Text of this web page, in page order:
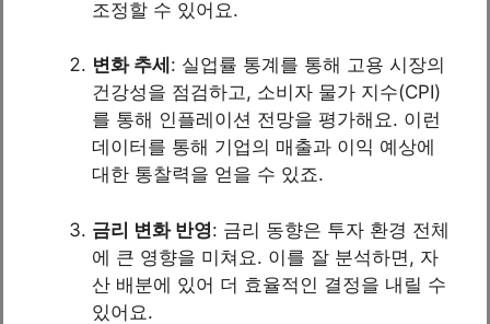
조정할 수 있어요.
변화 추세 : 실업률 통계를 통해 고용 시장의
건강성을 점검하고, 소비자 물가 지수(CPI)
를 통해 인플레이션 전망을 평가해요. 이런
데이터를 통해 기업의 매출과 이익 예상에
대한 통찰력을 얻을 수 있죠.
금리 변화 반영: 금리 동향은 투자 환경 전체
에 큰 영향을 미쳐요. 이를 잘 분석하면, 자
산 배분에 있어 더 효율적인 결정을 내릴 수
있어요.